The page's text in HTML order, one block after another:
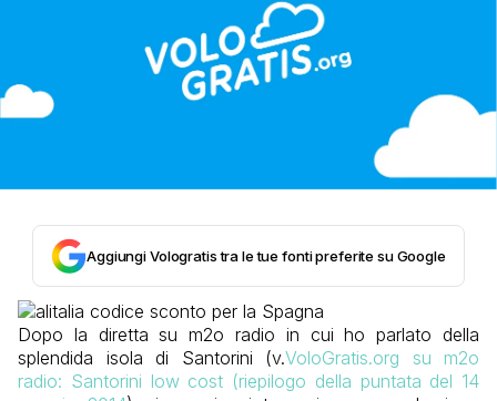
Aggiungi Vologratis tra le tue fonti preferite su Google
Dopo la diretta su m2o radio in cui ho parlato della
splendida isola di Santorini (v.VoloGratis.org su m2o
radio: Santorini low cost (riepilogo della puntata del 14